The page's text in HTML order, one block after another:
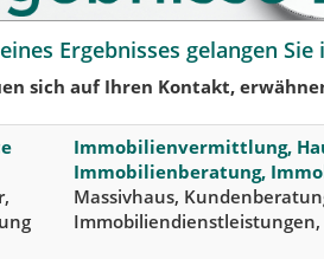
Ergebnisses gelangen
sich auf Ihren Kontakt,
Immobilienvermittlung,
Immobilienberatung,
Massivhaus,